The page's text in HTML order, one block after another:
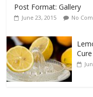
Post Format: Gallery
June 23, 2015 No